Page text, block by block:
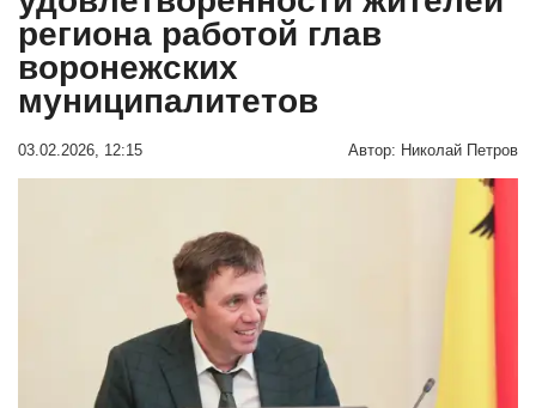
региона работой глав
воронежских
муниципалитетов
03.02.2026, 12:15 Автор: Николай Петров